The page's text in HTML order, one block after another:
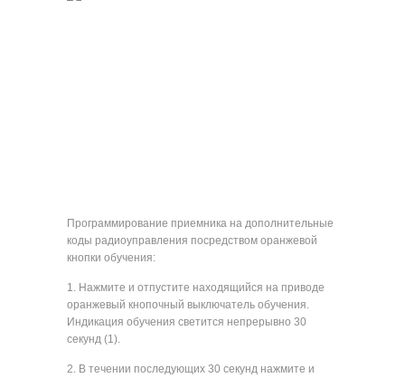
Программирование приемника на дополнительные
коды радиоуправления посредством оранжевой
кнопки обучения:
1. Нажмите и отпустите находящийся на приводе
оранжевый кнопочный выключатель обучения.
Индикация обучения светится непрерывно 30
секунд (1).
2. В течении последующих 30 секунд нажмите и